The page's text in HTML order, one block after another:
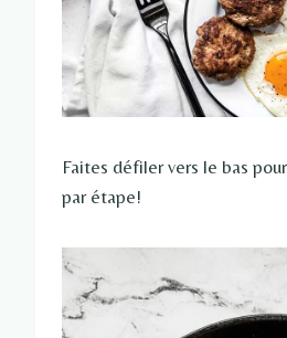
Faites défiler vers le bas
par étape!